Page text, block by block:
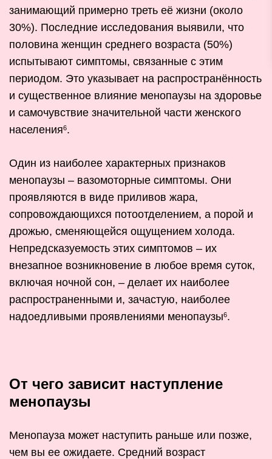
занимающий примерно треть её жизни (около
30%). Последние исследования выявили, что
половина женщин среднего возраста (50%)
испытывают симптомы, связанные с этим
периодом. Это указывает на распространённость
и существенное влияние менопаузы на здоровье
и самочувствие значительной части женского
населения6.
Один из наиболее характерных признаков
менопаузы – вазомоторные симптомы. Они
проявляются в виде приливов жара,
сопровождающихся потоотделением, а порой и
дрожью, сменяющейся ощущением холода.
Непредсказуемость этих симптомов – их
внезапное возникновение в любое время суток,
включая ночной сон, – делает их наиболее
распространенными и, зачастую, наиболее
надоедливыми проявлениями менопаузы6.
От чего зависит наступление
менопаузы
Менопауза может наступить раньше или позже,
чем вы ее ожидаете. Средний возраст